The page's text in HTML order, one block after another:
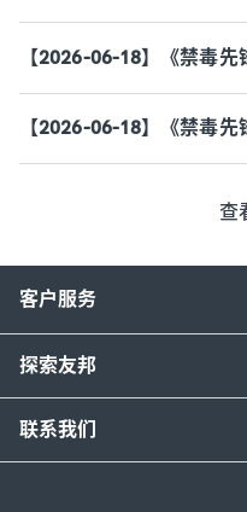
【2026-06-18】《禁毒
【2026-06-18】《禁毒
查
客户服务
探索友邦
联系我们